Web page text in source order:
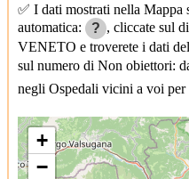
✅ I dati mostrati nella Mappa
automatica:
?
, cliccate sul
VENETO e troverete i dati
sul numero di Non obiettori: da
negli Ospedali vicini a voi
+
−